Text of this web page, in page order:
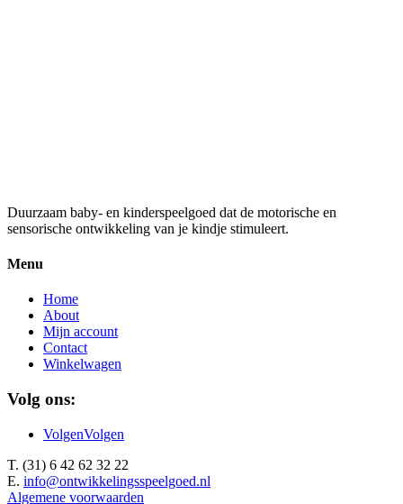
Duurzaam baby- en kinderspeelgoed dat de motorische en
sensorische ontwikkeling van je kindje stimuleert.
Menu
Home
About
Mijn account
Contact
Winkelwagen
Volg ons:
VolgenVolgen
T. (31) 6 42 62 32 22
E. info@ontwikkelingsspeelgoed.nl
Algemene voorwaarden